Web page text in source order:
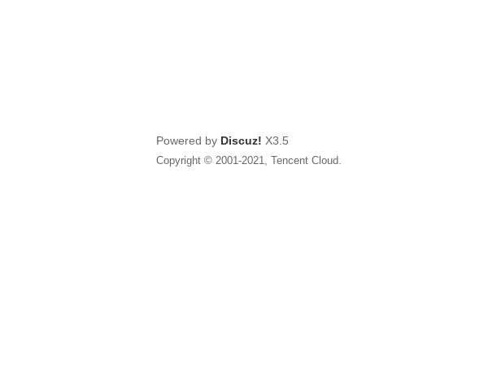
Powered by Discuz! X3.5
Copyright © 2001-2021, Tencent Cloud.